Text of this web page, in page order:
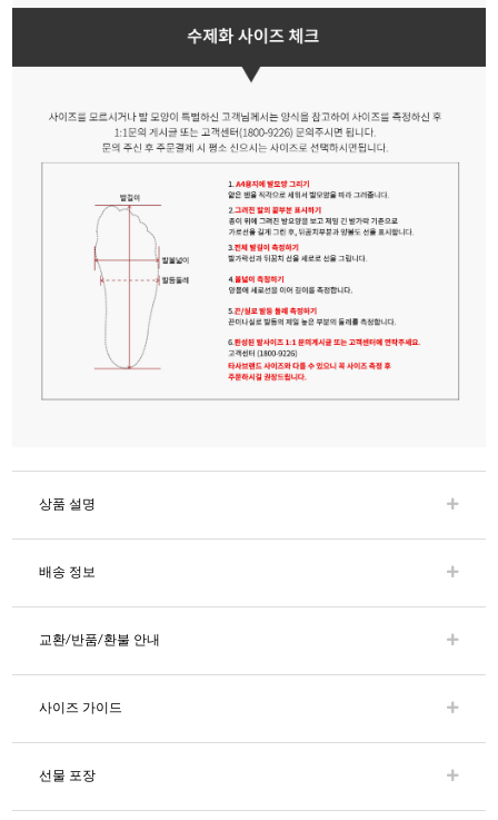
상품 설명
배송 정보
교환/반품/환불 안내
사이즈 가이드
선물 포장